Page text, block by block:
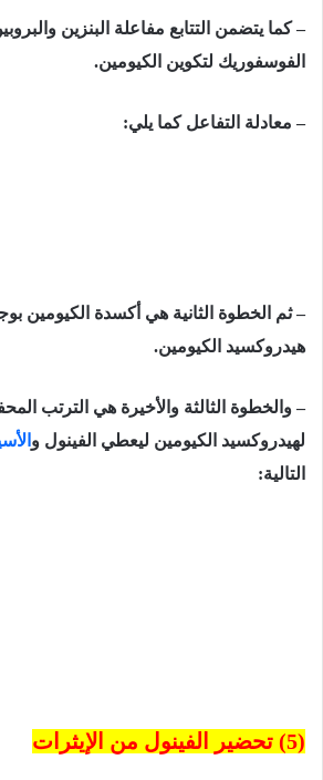
– كما يتضمن التتابع مفاعلة البنزين
الفوسفوريك لتكوين الكيومين.
– معادلة التفاعل كما يلي:
– ثم الخطوة الثانية هي أكسدة الكيومين
هيدروكسيد الكيومين.
– والخطوة الثالثة والأخيرة هي الترتب
لهيدروكسيد الكيومين ليعطي الفينول و
التالية:
(5) تحضير الفينول من الإيثرات